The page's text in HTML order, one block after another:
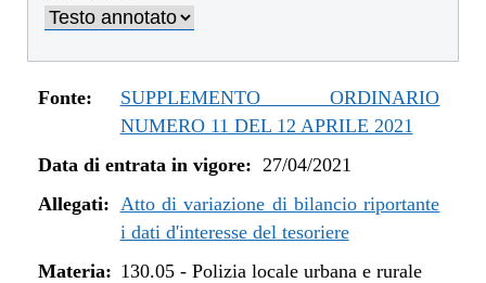
Fonte:
SUPPLEMENTO ORDINARIO
NUMERO 11 DEL 12 APRILE 2021
Data di entrata in vigore: 27/04/2021
Allegati: Atto di variazione di bilancio riportante
i dati d'interesse del tesoriere
Materia: 130.05- Polizia locale urbana e rurale